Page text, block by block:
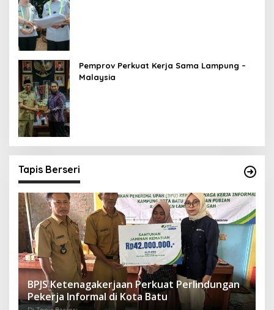
Pemprov Perkuat Kerja Sama Lampung –
Malaysia
Tapis Berseri
BPJS Ketenagakerjaan Perkuat Perlindungan
Pekerja Informal di Kota Batu